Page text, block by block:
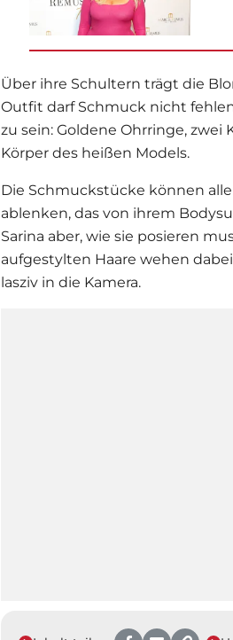
Über ihre Schultern trägt die
Outfit darf Schmuck nicht
zu sein: Goldene Ohrringe,
Körper des heißen Models.
Die Schmuckstücke können
ablenken, das von ihrem
Sarina aber, wie sie posieren
aufgestylten Haare wehen
lasziv in die Kamera.